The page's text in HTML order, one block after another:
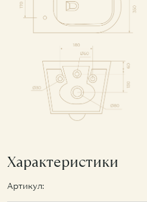
Характеристики
Артикул: